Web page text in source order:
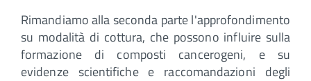
Rimandiamo alla seconda parte l'approfondimento
su modalità di cottura, che possono influire sulla
formazione di composti cancerogeni, e su
evidenze scientifiche e raccomandazioni degli